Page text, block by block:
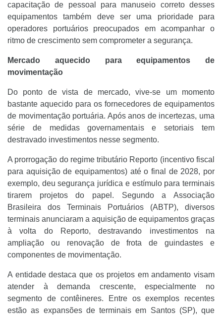
capacitação de pessoal para manuseio correto desses
equipamentos também deve ser uma prioridade para
operadores portuários preocupados em acompanhar o
ritmo de crescimento sem comprometer a segurança.
Mercado aquecido para equipamentos de
movimentação
Do ponto de vista de mercado, vive-se um momento
bastante aquecido para os fornecedores de equipamentos
de movimentação portuária. Após anos de incertezas, uma
série de medidas governamentais e setoriais tem
destravado investimentos nesse segmento.
A prorrogação do regime tributário Reporto (incentivo fiscal
para aquisição de equipamentos) até o final de 2028, por
exemplo, deu segurança jurídica e estímulo para terminais
tirarem projetos do papel. Segundo a Associação
Brasileira dos Terminais Portuários (ABTP), diversos
terminais anunciaram a aquisição de equipamentos graças
à volta do Reporto, destravando investimentos na
ampliação ou renovação de frota de guindastes e
componentes de movimentação.
A entidade destaca que os projetos em andamento visam
atender à demanda crescente, especialmente no
segmento de contêineres. Entre os exemplos recentes
estão as expansões de terminais em Santos (SP), que